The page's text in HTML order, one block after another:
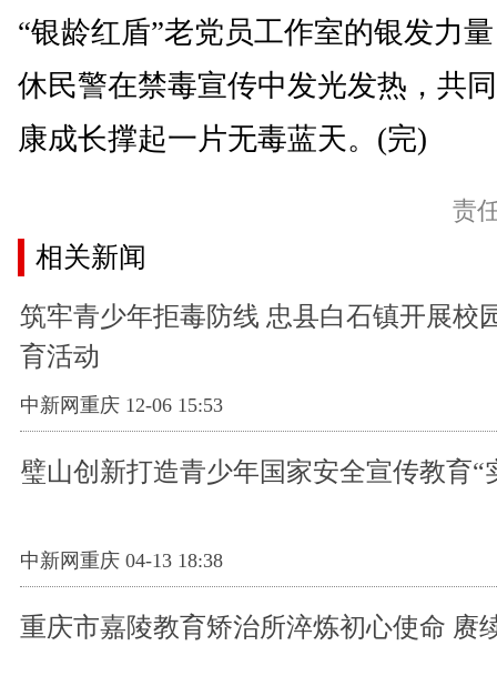
“银龄红盾”老党员工作室的银发力
休民警在禁毒宣传中发光发热，共
康成长撑起一片无毒蓝天。(完)
责
相关新闻
筑牢青少年拒毒防线 忠县白石镇开展校
育活动
中新网重庆 12-06 15:53
璧山创新打造青少年国家安全宣传教育“
中新网重庆 04-13 18:38
重庆市嘉陵教育矫治所淬炼初心使命 赓